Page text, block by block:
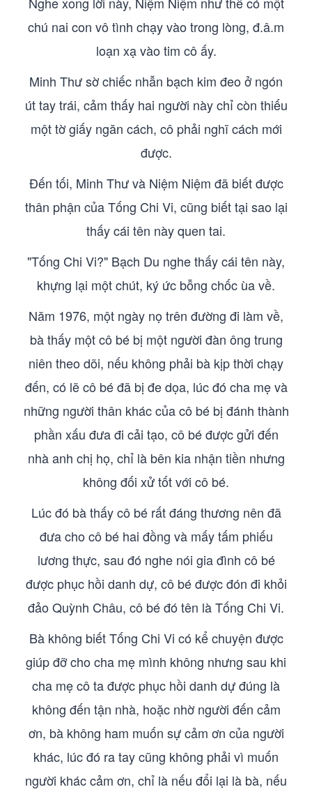
chú nai con vô tình chạy vào trong lòng, đ.â.m
loạn xạ vào tim cô ấy.
Minh Thư sờ chiếc nhẫn bạch kim đeo ở ngón
út tay trái, cảm thấy hai người này chỉ còn thiếu
một tờ giấy ngăn cách, cô phải nghĩ cách mới
được.
Đến tối, Minh Thư và Niệm Niệm đã biết được
thân phận của Tống Chi Vi, cũng biết tại sao lại
thấy cái tên này quen tai.
"Tống Chi Vi?" Bạch Du nghe thấy cái tên này,
khựng lại một chút, ký ức bỗng chốc ùa về.
Năm 1976, một ngày nọ trên đường đi làm về,
bà thấy một cô bé bị một người đàn ông trung
niên theo dõi, nếu không phải bà kịp thời chạy
đến, có lẽ cô bé đã bị đe dọa, lúc đó cha mẹ và
những người thân khác của cô bé bị đánh thành
phần xấu đưa đi cải tạo, cô bé được gửi đến
nhà anh chị họ, chỉ là bên kia nhận tiền nhưng
không đối xử tốt với cô bé.
Lúc đó bà thấy cô bé rất đáng thương nên đã
đưa cho cô bé hai đồng và mấy tấm phiếu
lương thực, sau đó nghe nói gia đình cô bé
được phục hồi danh dự, cô bé được đón đi khỏi
đảo Quỳnh Châu, cô bé đó tên là Tống Chi Vi.
Bà không biết Tống Chi Vi có kể chuyện được
giúp đỡ cho cha mẹ mình không nhưng sau khi
cha mẹ cô ta được phục hồi danh dự đúng là
không đến tận nhà, hoặc nhờ người đến cảm
ơn, bà không ham muốn sự cảm ơn của người
khác, lúc đó ra tay cũng không phải vì muốn
người khác cảm ơn, chỉ là nếu đổi lại là bà, nếu